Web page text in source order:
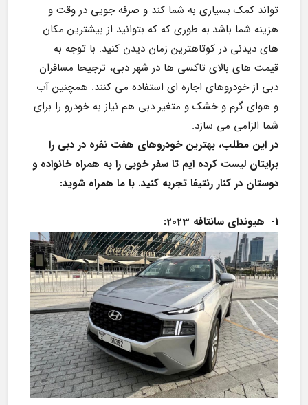
شما الزامی می سازد.
دوستان در کنار رنتیفا تجربه کنید. با ما همراه شوید:
1-	هیوندای سانتافه 2023: